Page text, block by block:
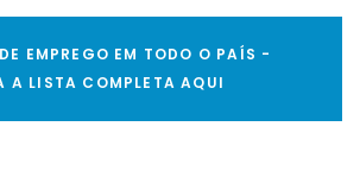
EMPREGO EM TODO O PAÍS -
A LISTA COMPLETA AQUI